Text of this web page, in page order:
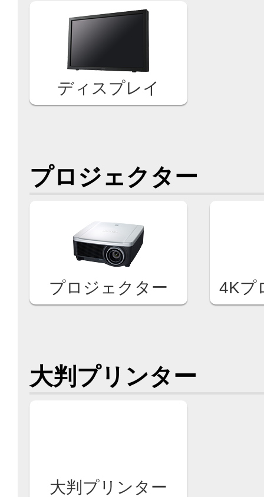
ディスプレイ
プロジェクター
プロジェクター 4Kプ
大判プリンター
大判プリンター